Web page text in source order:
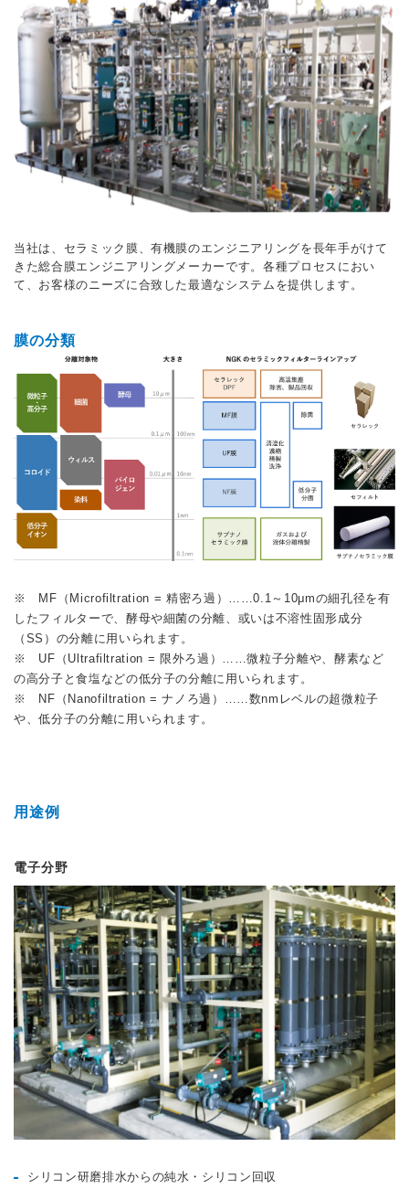
当社は、セラミック膜、有機膜のエンジニアリングを長年手がけて
きた総合膜エンジニアリングメーカーです。各種プロセスにおい
て、お客様のニーズに合致した最適なシステムを提供します。
膜の分類
※ MF（Microfiltration = 精密ろ過）……0.1～10μmの細孔径を有
したフィルターで、酵母や細菌の分離、或いは不溶性固形成分
（SS）の分離に用いられます。
※ UF（Ultrafiltration = 限外ろ過）……微粒子分離や、酵素など
の高分子と食塩などの低分子の分離に用いられます。
※ NF（Nanofiltration = ナノろ過）……数nmレベルの超微粒子
や、低分子の分離に用いられます。
用途例
電子分野
シリコン研磨排水からの純水・シリコン回収